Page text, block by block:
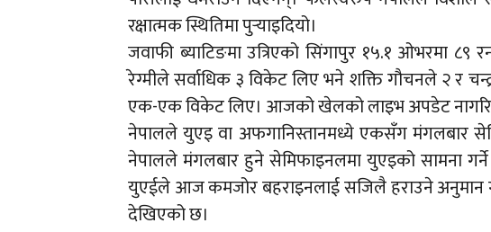
रक्षात्मक स्थितिमा पुर्‍याइदियो।
जवाफी ब्याटिङमा उत्रिएको सिंगापुर १५.१ ओभरमा
रेग्मीले सर्वाधिक ३ विकेट लिए भने शक्ति गौचनले २ र
एक-एक विकेट लिए। आजको खेलको लाइभ अपडेट
नेपालले युएइ वा अफगानिस्तानमध्ये एकसँग मंगलबार
नेपालले मंगलबार हुने सेमिफाइनलमा युएइको सामना
युएईले आज कमजोर बहराइनलाई सजिलै हराउने
देखिएको छ।